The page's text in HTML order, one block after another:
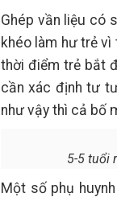
Ghép vần liệu có
khéo làm hư trẻ
thời điểm trẻ bắt
cần xác định tư
như vậy thì cả bố
5-5 tuổi
Một số phụ